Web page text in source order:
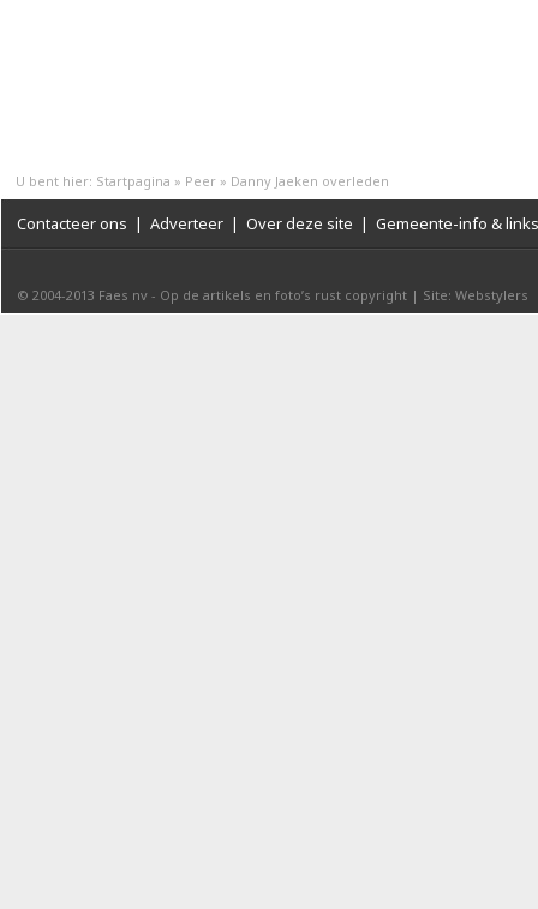
U bent hier: Startpagina » Peer » Danny Jaeken overleden
Contacteer ons | Adverteer | Over deze site | Gemeente-info & links
© 2004-2013 Faes nv - Op de artikels en foto’s rust copyright | Site: Webstylers